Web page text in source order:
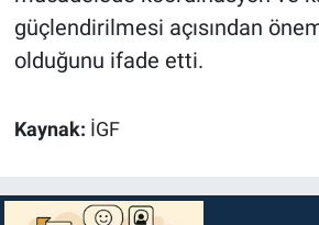
güçlendirilmesi açısından
olduğunu ifade etti.
Kaynak: İGF